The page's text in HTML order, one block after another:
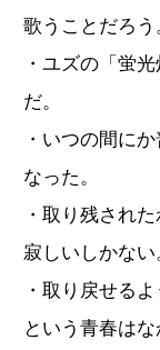
歌うことだろう
・ユズの「蛍
だ。
・いつの間に
なった。
・取り残され
寂しいしかない
・取り戻せる
という青春は